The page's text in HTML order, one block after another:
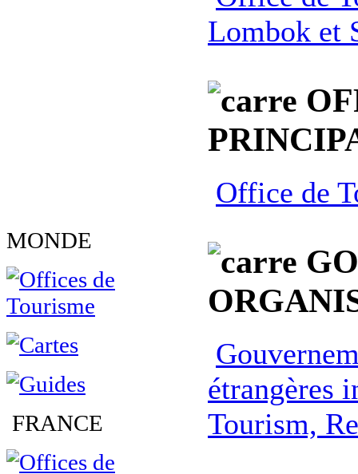
MONDE
FRANCE
Lombok et
Office de
étrangères
Tourism,